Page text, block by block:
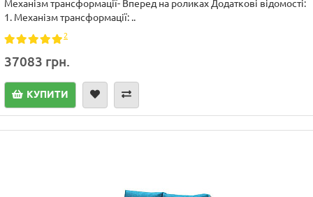
Механізм трансформації- Вперед на роликах Додаткові відомості:
1. Механізм трансформації: ..
2
37083 грн.
КУПИТИ